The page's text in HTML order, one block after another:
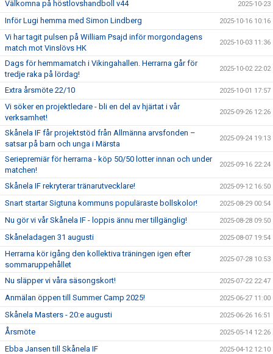
Välkomna på höstlovshandboll v44 2025-10-23
Inför Lugi hemma med Simon Lindberg 2025-10-16 10:16
Vi har tagit pulsen på William Psajd inför morgondagens
match mot Vinslövs HK
2025-10-03 11:36
Dags för hemmamatch i Vikingahallen. Herrarna går för
tredje raka på lördag!
2025-10-02 22:02
Extra årsmöte 22/10 2025-10-01 17:57
Vi söker en projektledare - bli en del av hjärtat i vår
verksamhet!
2025-09-26 12:26
Skånela IF får projektstöd från Allmänna arvsfonden –
satsar på barn och unga i Märsta
2025-09-24 19:13
Seriepremiär för herrarna - köp 50/50 lotter innan och under
matchen!
2025-09-16 22:24
Skånela IF rekryterar tränarutvecklare! 2025-09-12 16:50
Snart startar Sigtuna kommuns populäraste bollskolor! 2025-08-29 00:54
Nu gör vi vår Skånela IF - loppis ännu mer tillgänglig! 2025-08-28 09:50
Skåneladagen 31 augusti 2025-08-07 19:54
Herrarna kör igång den kollektiva träningen igen efter
sommaruppehållet
2025-07-28 10:53
Nu släpper vi våra säsongskort! 2025-07-22 22:47
Anmälan öppen till Summer Camp 2025! 2025-06-27 11:00
Skånela Masters - 20:e augusti 2025-06-26 16:51
Årsmöte 2025-05-14 12:26
Ebba Jansen till Skånela IF 2025-04-12 12:10